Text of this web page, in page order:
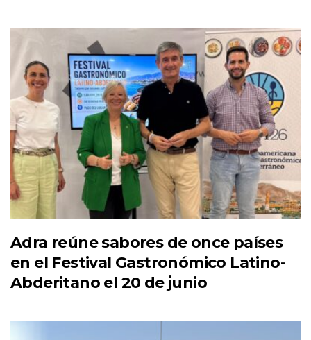
Adra reúne sabores de once países
en el Festival Gastronómico Latino-
Abderitano el 20 de junio